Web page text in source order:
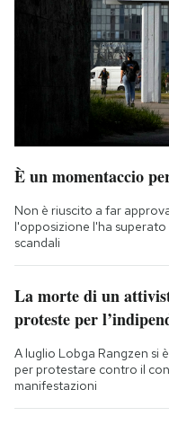
È un momentaccio
Non è riuscito a far
l'opposizione l'ha superato
scandali
La morte di un
proteste per
A luglio Lobga Rangzen si
per protestare contro il
manifestazioni